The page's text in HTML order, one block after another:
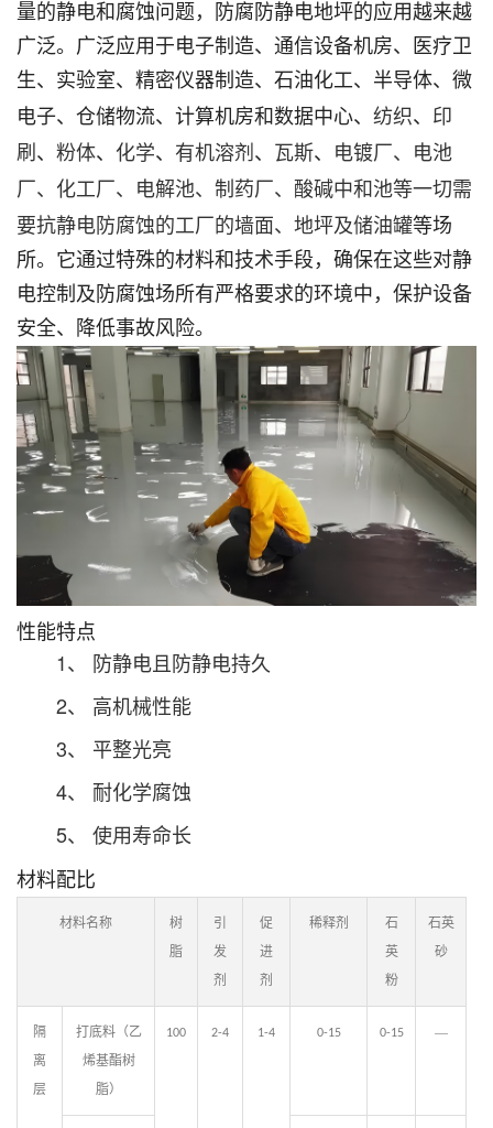
量的静电和腐蚀问题，防腐防静电地坪的应用越来越
广泛。广泛应用于电子制造、通信设备机房、医疗卫
生、实验室、精密仪器制造、石油化工、半导体、微
电子、仓储物流、计算机房和数据中心、 纺织、 印
刷、 粉体、 化学、 有机溶剂、 瓦斯、 电镀厂、电池
厂、化工厂、电解池、制药厂、酸碱中和池等一切需
要抗静电防腐蚀的工厂的墙面、地坪及储油罐等场
所。它通过特殊的材料和技术手段，确保在这些对静
电控制及防腐蚀场所有严格要求的环境中，保护设备
安全、降低事故风险。
性能特点
1、 防静电且防静电持久
2、 高机械性能
3、 平整光亮
4、 耐化学腐蚀
5、 使用寿命长
材料配比
材料名称
树
脂
引
发
剂
促
进
剂
稀释剂
石
英
粉
石英
砂
隔
离
层
打底料（乙
烯基酯树
脂）
100 2-4 1-4 0-15 0-15 —